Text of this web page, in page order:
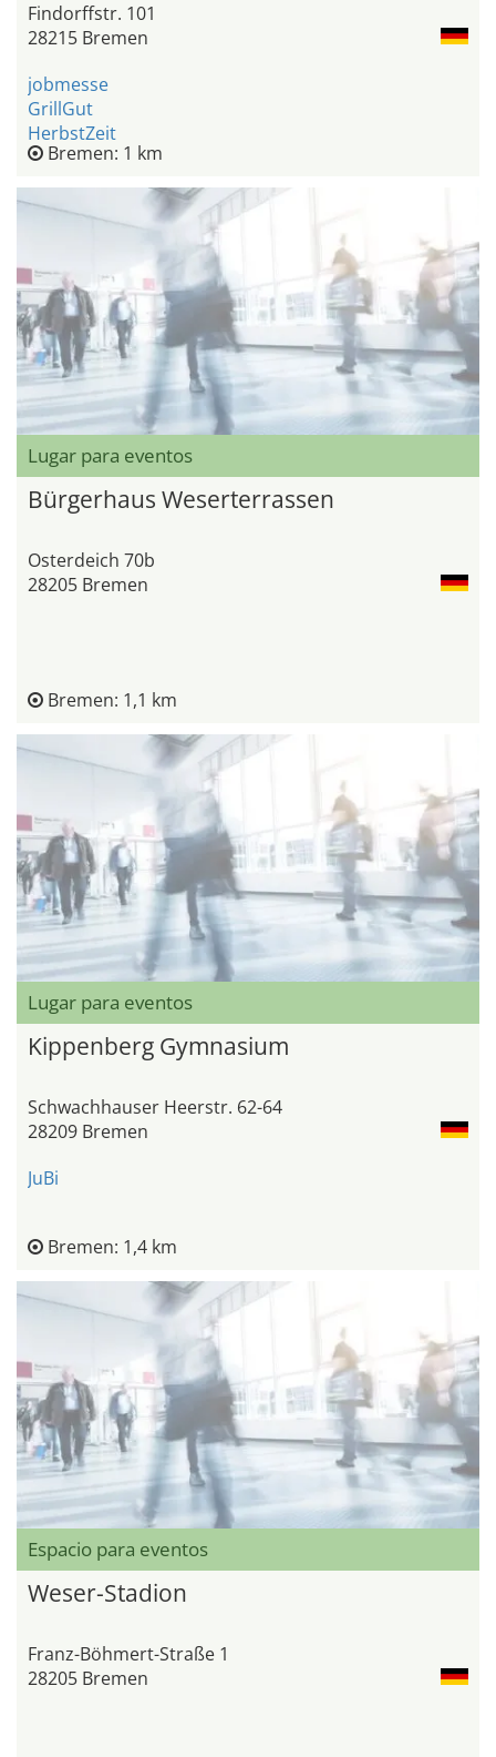
Findorffstr. 101
28215 Bremen
jobmesse
GrillGut
HerbstZeit
Bremen: 1 km
Lugar para eventos
Bürgerhaus Weserterrassen
Osterdeich 70b
28205 Bremen
Bremen: 1,1 km
Lugar para eventos
Kippenberg Gymnasium
Schwachhauser Heerstr. 62-64
28209 Bremen
JuBi
Bremen: 1,4 km
Espacio para eventos
Weser-Stadion
Franz-Böhmert-Straße 1
28205 Bremen